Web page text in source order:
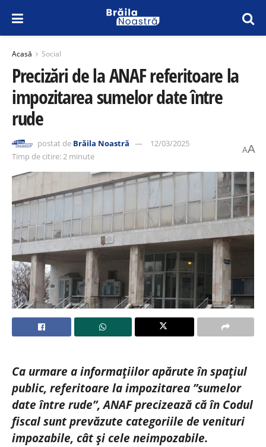
Acasă Social
Precizări de la ANAF referitoare la
impozitarea sumelor date între
rude
postat de Brăila Noastră
12/03/2025
Timp de citire: 2 minute
AA
Ca urmare a informațiilor apărute în spațiul
public, referitoare la impozitarea ”sumelor
date între rude”, ANAF precizează că în Codul
fiscal sunt prevăzute categoriile de venituri
impozabile, cât și cele neimpozabile.